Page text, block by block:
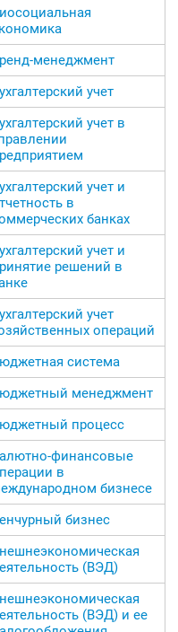
менеджмент
учет
учет в
учет и
в
банках
учет и
решений в
учет
операций
система
менеджмент
процесс
финансовые
в
бизнесе
бизнес
(ВЭД)
(ВЭД) и ее